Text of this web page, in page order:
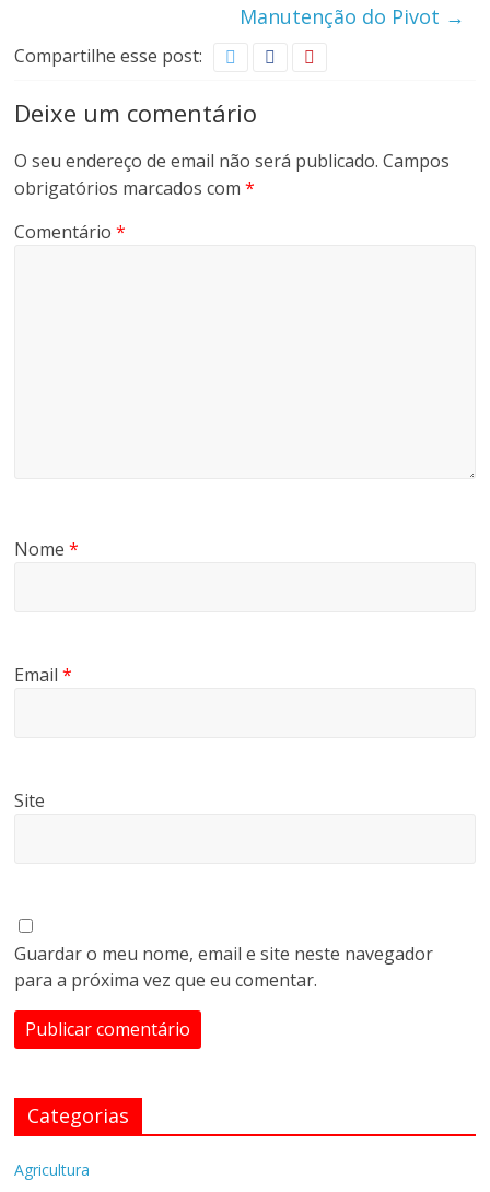
Manutenção do Pivot →
Compartilhe esse post:
Deixe um comentário
O seu endereço de email não será publicado. Campos
obrigatórios marcados com*
Comentário*
Nome*
Email*
Site
Guardar o meu nome, email e site neste navegador
para a próxima vez que eu comentar.
Categorias
Agricultura